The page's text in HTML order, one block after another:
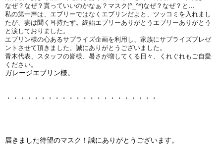
なぜ？なぜ？貰っていいのかなぁ？マスク(^_^*)なぜ？ なぜ？と…
私の第一声は、エブリーではなくエブリンだよと、ツッコミを入れまし
たが、妻は聞く耳持たず。終始エブリーありがとうエブリーあ りがとう
と涙しておりました。
エブリン様の心あるサプライズ企画を利用し、家族にサプライズプレゼ
ントさせて頂きました。誠にありがとうございました。
青木代表、スタッフの皆様、暑さが増してくる日々、くれぐれもご自愛
ください。
ガレージエブリン様。
・・・・・・・・・・・・・・・・・・・・・・
届きました待望のマスク！誠にありがとうございます。